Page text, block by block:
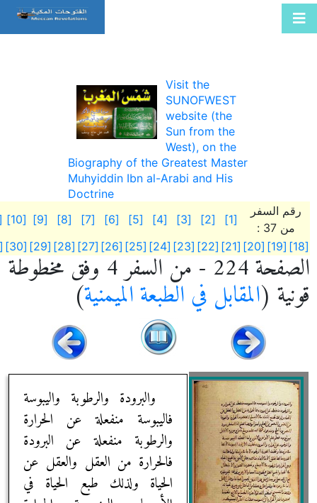
Visit the
SUNOFWEST
website (the
Sun from the
West), on the
Biography of the Greatest Master
Muhyiddin Ibn al-Arabi and His
Doctrine
رقم السفر
من 37 :
[1]
[2]
[3]
[4]
[5]
[6]
[7]
[8]
[9]
[10]
[18]
[19]
[20]
[21]
[22]
[23]
[24]
[25]
[26]
[27]
[28]
[29]
[30]
[31]
الصفحة 224 - من السفر 4 وفق مخطوطة
قونية (المقابل في الطبعة الميمنية)
والبرودة والرطوبة واليبوسة
فاليبوسة منفعلة عن الحرارة
والرطوبة منفعلة عن البرودة
فالحرارة من العقل والعقل عن
الحياة ولذلك طبع الحياة في